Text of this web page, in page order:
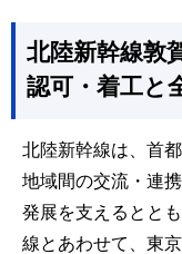
北陸新幹線敦
認可・着工と
北陸新幹線は、首
地域間の交流・連
発展を支えるとと
線とあわせて、東